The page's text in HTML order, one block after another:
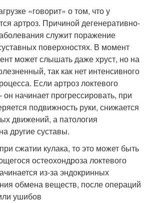
«говорит» о том, что у
артроз. Причиной дегенеративно-
служит поражение
поверхностях. В момент
может слышать даже хруст, но на
так как нет интенсивного
Если артроз локтевого
он начинает прогрессировать, при
подвижность руки, снижается
движений, а патология
другие суставы.
сжатии кулака, то это может быть
остеохондроза локтевого
из-за эндокринных
обмена веществ, после операций
ушибов